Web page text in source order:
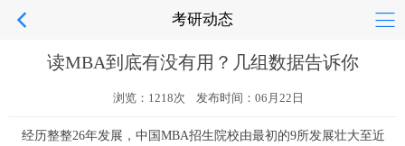
考研动态
读MBA到底有没有用？几组数据告诉你
浏览：1218次 发布时间：06月22日
经历整整26年发展，中国 MBA招生院校由最初的9所发展壮大至近